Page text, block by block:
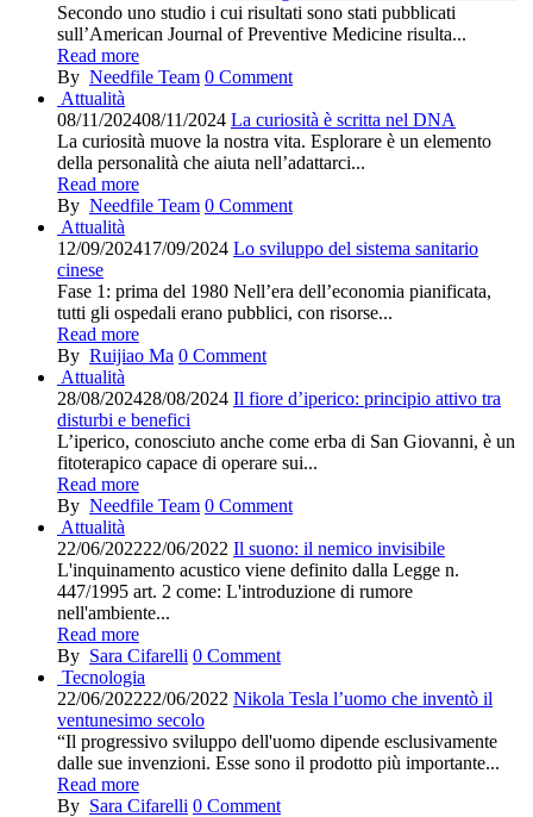
Secondo uno studio i cui risultati sono stati pubblicati
sull’American Journal of Preventive Medicine risulta...
Read more
By Needfile Team 0 Comment
Attualità
08/11/202408/11/2024 La curiosità è scritta nel DNA
La curiosità muove la nostra vita. Esplorare è un elemento
della personalità che aiuta nell’adattarci...
Read more
By Needfile Team 0 Comment
Attualità
12/09/202417/09/2024 Lo sviluppo del sistema sanitario
cinese
Fase 1: prima del 1980 Nell’era dell’economia pianificata,
tutti gli ospedali erano pubblici, con risorse...
Read more
By Ruijiao Ma 0 Comment
Attualità
28/08/202428/08/2024 Il fiore d’iperico: principio attivo tra
disturbi e benefici
L’iperico, conosciuto anche come erba di San Giovanni, è un
fitoterapico capace di operare sui...
Read more
By Needfile Team 0 Comment
Attualità
22/06/202222/06/2022 Il suono: il nemico invisibile
L'inquinamento acustico viene definito dalla Legge n.
447/1995 art. 2 come: L'introduzione di rumore
nell'ambiente...
Read more
By Sara Cifarelli 0 Comment
Tecnologia
22/06/202222/06/2022 Nikola Tesla l’uomo che inventò il
ventunesimo secolo
“Il progressivo sviluppo dell'uomo dipende esclusivamente
dalle sue invenzioni. Esse sono il prodotto più importante...
Read more
By Sara Cifarelli 0 Comment